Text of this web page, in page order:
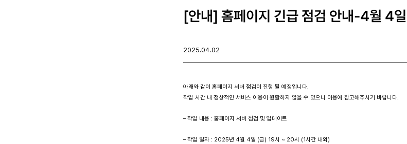
[안내] 홈페이지 긴급 점검 안내-4월 4
2025.04.02
아래와 같이 홈페이지 서버 점검이 진행 될 예정입니다.
작업 시간 내 정상적인 서비스 이용이 원활하지 않을 수 있으니 이용에 참고해주시기 바랍니다.
– 작업 내용 : 홈페이지 서버 점검 및 업데이트
– 작업 일자 : 2025년 4월 4일 (금) 19시 ~ 20시 (1시간 내외)